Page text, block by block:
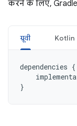
करने के लिए,
ग्रूवी Kotlin
dependencies {
}